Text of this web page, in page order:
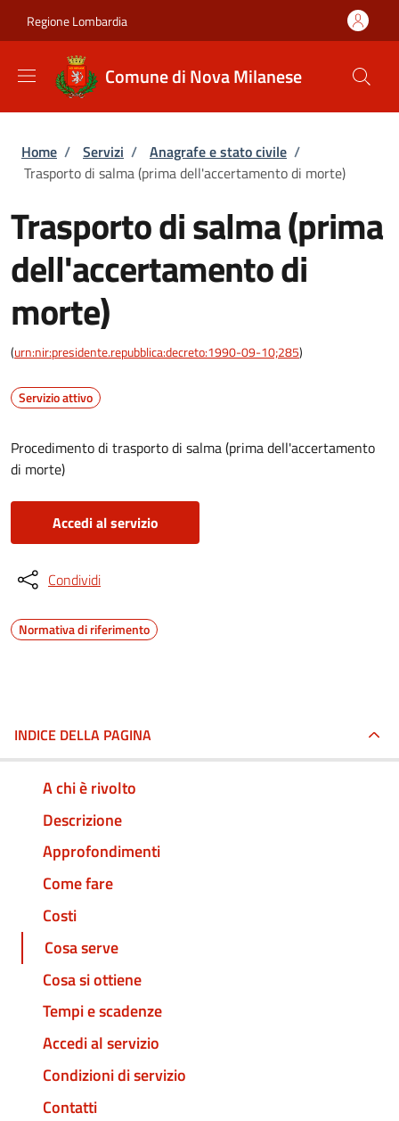
Regione Lombardia
Comune di Nova Milanese
Briciole di pane
Home / Servizi / Anagrafe e stato civile /
Trasporto di salma (prima dell'accertamento di morte)
Trasporto di salma (prima
dell'accertamento di
morte)
(urn:nir:presidente.repubblica:decreto:1990-09-10;285)
Servizio attivo
Procedimento di trasporto di salma (prima dell'accertamento
di morte)
Accedi al servizio
Condividi
Normativa di riferimento
INDICE DELLA PAGINA
A chi è rivolto
Descrizione
Approfondimenti
Come fare
Costi
Cosa serve
Cosa si ottiene
Tempi e scadenze
Accedi al servizio
Condizioni di servizio
Contatti